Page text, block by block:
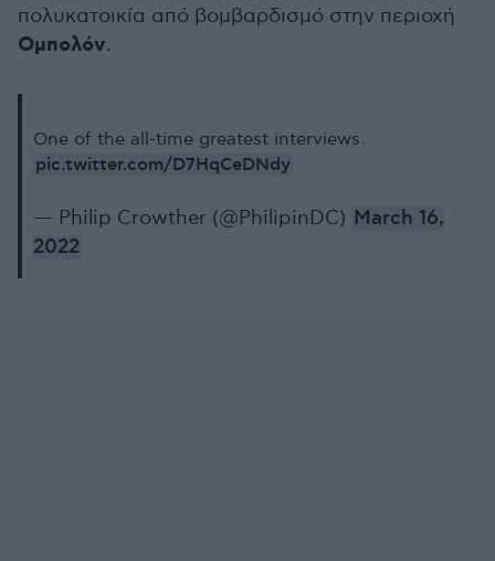
πολυκατοικία από βομβαρδισμό στην περιοχή
Ομπολόν.
One of the all-time greatest interviews.
pic.twitter.com/D7HqCeDNdy
— Philip Crowther (@PhilipinDC) March 16,
2022